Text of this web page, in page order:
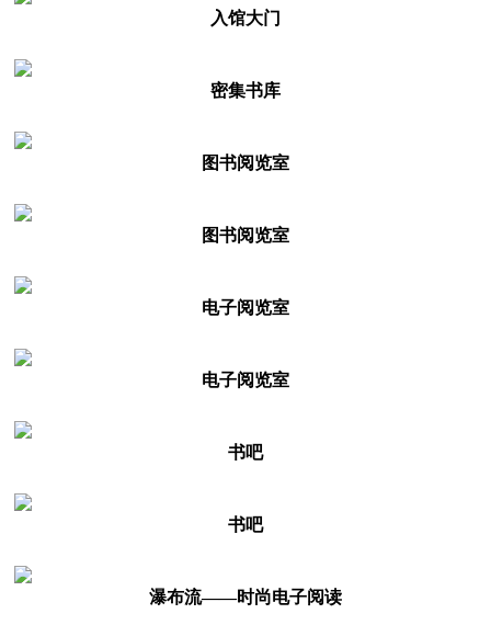
入馆大门
密集书库
图书阅览室
图书阅览室
电子阅览室
电子阅览室
书吧
书吧
瀑布流——时尚电子阅读